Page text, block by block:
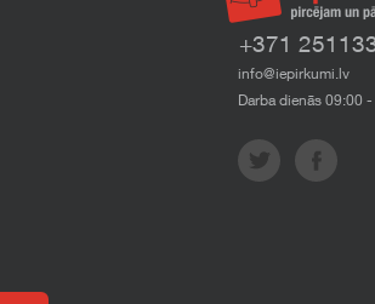
+371
info@iepirkumi.lv
Darba dienās 09:00